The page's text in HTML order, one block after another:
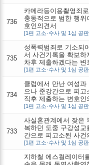
736
카메라등이용촬영죄
충동적으로 범한 행위
호인의견서
[1편 고소·수사 및 1심 공
735
성폭력범죄로 기소되
서 사건기록을 확보하
차후 제출하겠다는 변
[1편 고소·수사 및 1심 공
734
클럽에서 만난 여성과
으나 준강간으로 피
직후 제출하는 변호인
[1편 고소·수사 및 1심 공
733
사실혼관계에서 잦은
복하던 도중 구강성
간으로 피고소된 사건
[1편 고소·수사 및 1심 공
지하철 에스컬레이터